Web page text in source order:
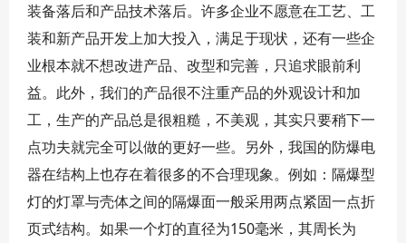
装备落后和产品技术落后。许多企业不愿意在工艺、工
装和新产品开发上加大投入，满足于现状，还有一些企
业根本就不想改进产品、改型和完善，只追求眼前利
益。此外，我们的产品很不注重产品的外观设计和加
工，生产的产品总是很粗糙，不美观，其实只要稍下一
点功夫就完全可以做的更好一些。另外，我国的防爆电
器在结构上也存在着很多的不合理现象。例如：隔爆型
灯的灯罩与壳体之间的隔爆面一般采用两点紧固一点折
页式结构。如果一个灯的直径为150毫米，其周长为